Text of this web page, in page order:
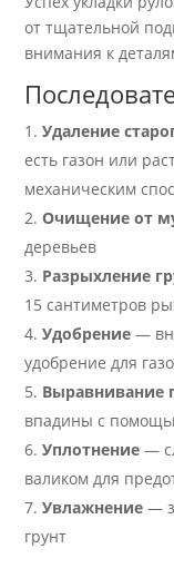
от тщательной
внимания к
Удаление
есть газон или
механическим
Очищение от
деревьев
Разрыхление
15 сантиметров
Удобрение —
удобрение для
Выравнивание
впадины с
Уплотнение —
валиком для
Увлажнение —
грунт